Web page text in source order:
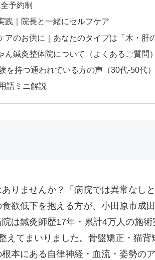
予約制
践｜院長と一緒にセルフケア
アのお供に｜あなたのタイプは「木・肝
ん鍼灸整体院について（よくあるご質問）
を持つ通われている方の声（30代-50代）
語ミニ解説
りませんか？「病院では異常なし
欲低下を抱える方が、小田原市成
は鍼灸師歴17年・累計4万人の施
えてまいりました。骨盤矯正・猫
本にある自律神経・血流・姿勢の